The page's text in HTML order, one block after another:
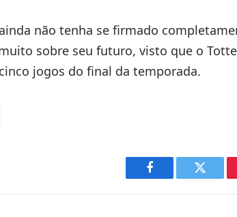
não tenha se firmado
sobre seu futuro, visto que o
jogos do final da temporada.
Facebook Twitter